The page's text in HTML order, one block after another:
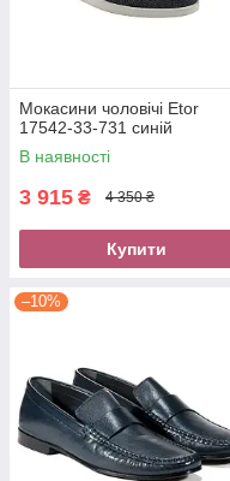
Мокасини чоловічі Etor
17542-33-731 синій
В наявності
3 915 ₴ 4 350 ₴
Купити
–10%